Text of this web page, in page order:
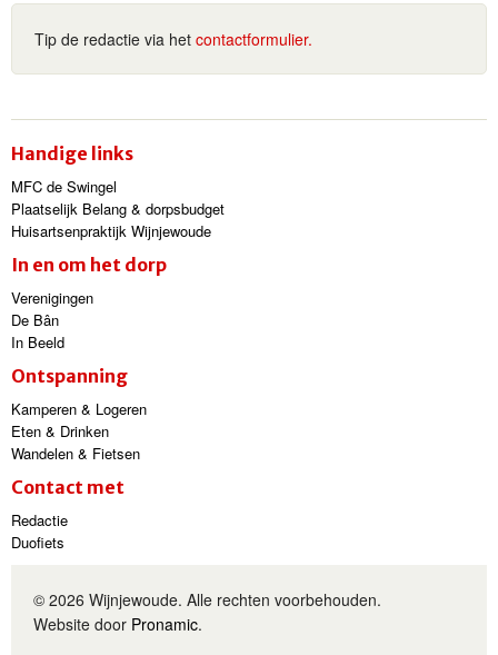
Tip de redactie via het contactformulier.
Handige links
MFC de Swingel
Plaatselijk Belang & dorpsbudget
Huisartsenpraktijk Wijnjewoude
In en om het dorp
Verenigingen
De Bân
In Beeld
Ontspanning
Kamperen & Logeren
Eten & Drinken
Wandelen & Fietsen
Contact met
Redactie
Duofiets
© 2026 Wijnjewoude. Alle rechten voorbehouden.
Website door Pronamic.